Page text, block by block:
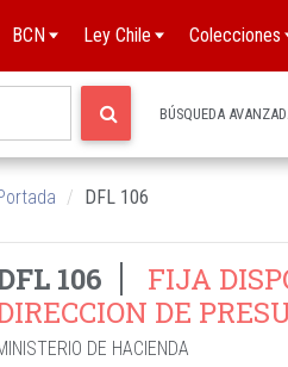
BCN Ley Chile Colecciones
BÚSQUEDA
DFL 106
106
FIJA
DE
DE HACIENDA